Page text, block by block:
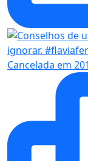
Cancelada em